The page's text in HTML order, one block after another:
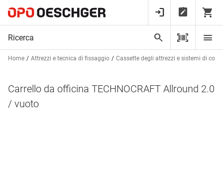
Home Attrezzi e tecnica di fissaggio Cassette degli attrezzi e sistemi di
Carrello da officina TECHNOCRAFT Allround 2.0
/ vuoto